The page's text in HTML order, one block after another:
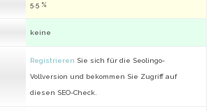
5.5 %
keine
Registrieren Sie sich für die Seolingo-
Vollversion und bekommen Sie Zugriff auf
diesen SEO-Check.